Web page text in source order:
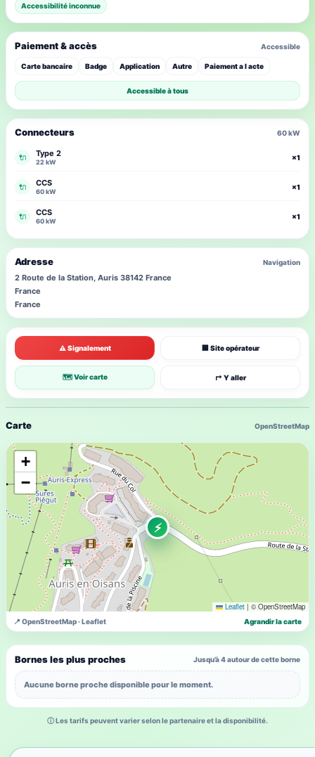
Carte OpenStreetMap
⚡
+
−
Leaflet | © OpenStreetMap
📍 OpenStreetMap · Leaflet Agrandir la carte
Bornes les plus proches Jusqu’à 4 autour de cette borne
Aucune borne proche disponible pour le moment.
⚠ Signalement 🏢 Site opérateur
🗺 Voir carte ↱ Y aller
Accessibilité inconnue
Connecteurs 60 kW
🔌 Type 2
22 kW
×1
🔌 CCS
60 kW
×1
🔌 CCS
60 kW
×1
Paiement & accès Accessible
Carte bancaire Badge Application Autre Paiement a l acte
Accessible à tous
Adresse Navigation
2 Route de la Station, Auris 38142 France
France
France
ⓘ Les tarifs peuvent varier selon le partenaire et la disponibilité.